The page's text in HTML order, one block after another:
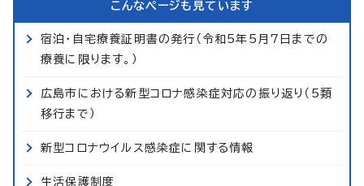
こんなページも見ています
宿泊・自宅療養証明書の発行（令和5年5月7日までの
療養に限ります。）
広島市における新型コロナ感染症対応の振り返り（5類
移行まで）
新型コロナウイルス感染症に関する情報
生活保護制度